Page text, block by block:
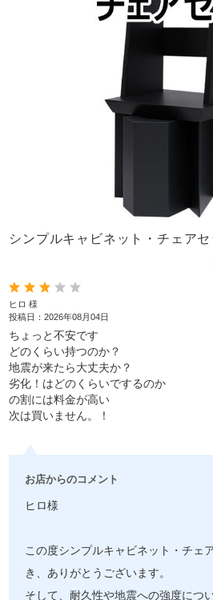
シンプルキャビネット・チェアセ
ヒロ 様
投稿日：2026年08月04日
ちょっと不安です
どのくらい持つのか？
地震が来たら大丈夫か？
劣化！はどのくらいでするのか
の割には料金が高い
次は買いません。！
お店からのコメント
ヒロ様
この度シンプルキャビネット・チェ
き、ありがとうございます。
そして、耐久性や地震への強度につ